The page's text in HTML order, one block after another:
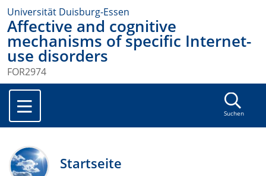
Universität Duisburg-Essen
Affective and cognitive
mechanisms of specific Internet-
use disorders
FOR2974
Suchen
Startseite